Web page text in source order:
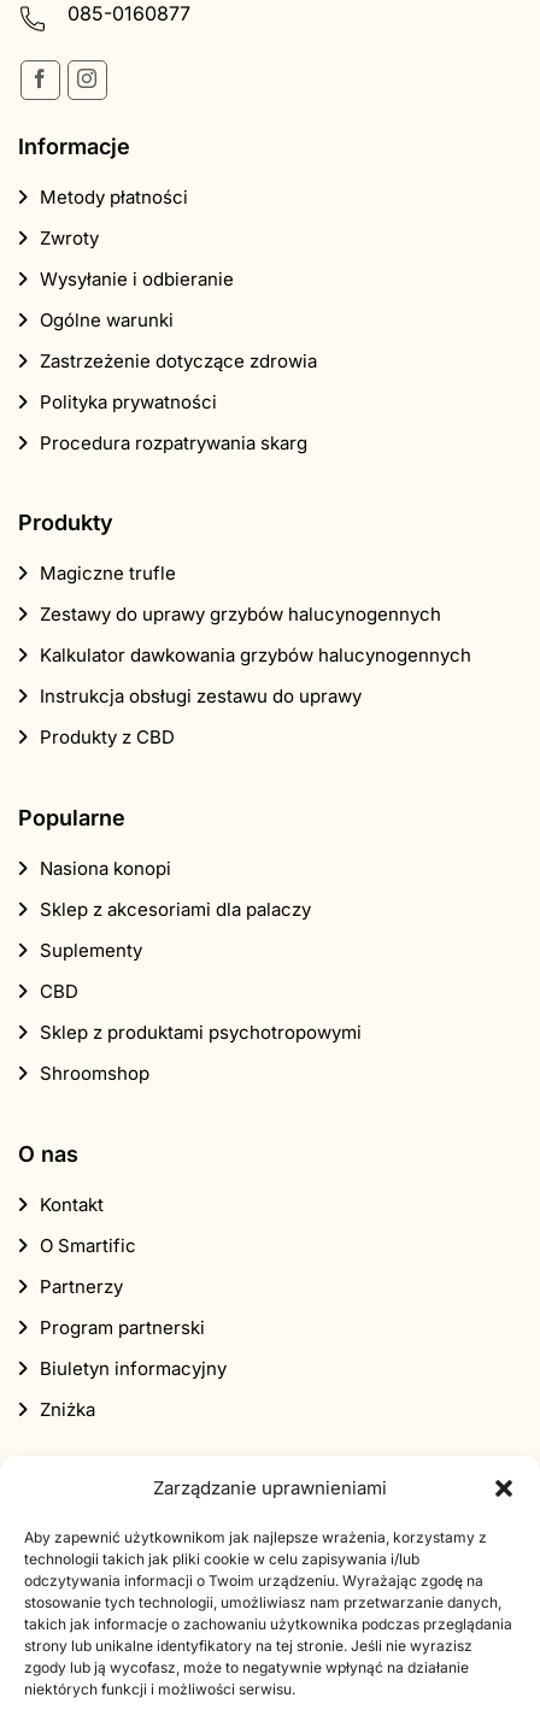
Zarządzanie uprawnieniami
Aby zapewnić użytkownikom jak najlepsze wrażenia, korzystamy z
technologii takich jak pliki cookie w celu zapisywania i/lub
odczytywania informacji o Twoim urządzeniu. Wyrażając zgodę na
stosowanie tych technologii, umożliwiasz nam przetwarzanie danych,
takich jak informacje o zachowaniu użytkownika podczas przeglądania
strony lub unikalne identyfikatory na tej stronie. Jeśli nie wyrazisz
zgody lub ją wycofasz, może to negatywnie wpłynąć na działanie
niektórych funkcji i możliwości serwisu.
085-0160877
Informacje
Metody płatności
Zwroty
Wysyłanie i odbieranie
Ogólne warunki
Zastrzeżenie dotyczące zdrowia
Polityka prywatności
Procedura rozpatrywania skarg
Produkty
Magiczne trufle
Zestawy do uprawy grzybów halucynogennych
Kalkulator dawkowania grzybów halucynogennych
Instrukcja obsługi zestawu do uprawy
Produkty z CBD
Popularne
Nasiona konopi
Sklep z akcesoriami dla palaczy
Suplementy
CBD
Sklep z produktami psychotropowymi
Shroomshop
O nas
Kontakt
O Smartific
Partnerzy
Program partnerski
Biuletyn informacyjny
Zniżka
Zapisz się do naszego newslettera
Zapisz się do naszego newslettera, a otrzymasz kod
rabatowy 10% na swoje pierwsze zamówienie.